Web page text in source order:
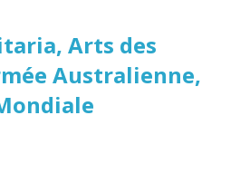
Arts des
Australienne,